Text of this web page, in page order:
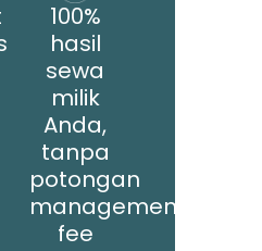
100%
hasil
sewa
milik
Anda,
tanpa
potongan
management
fee